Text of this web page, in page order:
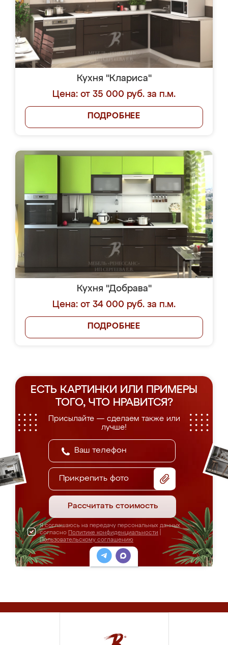
Кухня "Клариса"
Цена: от 35 000 руб. за п.м.
ПОДРОБНЕЕ
Кухня "Добрава"
Цена: от 34 000 руб. за п.м.
ПОДРОБНЕЕ
ЕСТЬ КАРТИНКИ ИЛИ ПРИМЕРЫ
ТОГО, ЧТО НРАВИТСЯ?
Присылайте — сделаем также или
лучше!
Прикрепить фото
Рассчитать стоимость
Я соглашаюсь на передачу персональных данных
согласно Политике конфиденциальности
Пользовательскому соглашению